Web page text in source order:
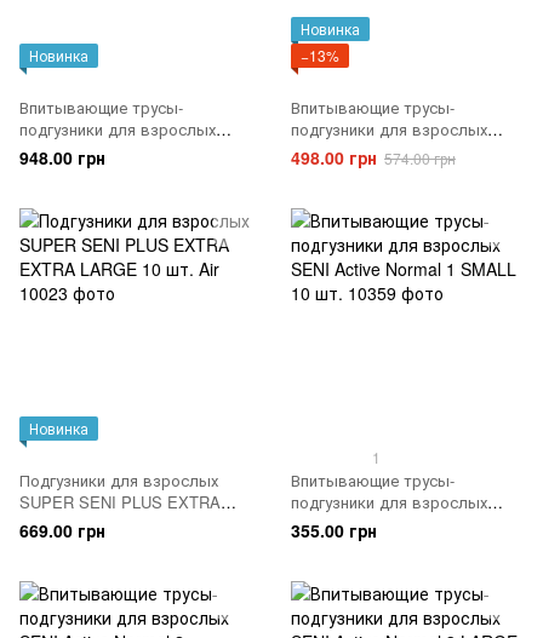
Новинка
Впитывающие трусы-
подгузники для взрослых
SENI Active Plus EXTRA
EXTRA LARGE 10шт. Air
948.00 грн
Новинка
−13%
Впитывающие трусы-
подгузники для взрослых
Tena Pants Plus Night 4 Extra
Large 10 шт.
498.00 грн 574.00 грн
Новинка
Подгузники для взрослых
SUPER SENI PLUS EXTRA
EXTRA LARGE 10 шт. Air
669.00 грн
1
Впитывающие трусы-
подгузники для взрослых
SENI Active Normal 1 SMALL
10 шт.
355.00 грн